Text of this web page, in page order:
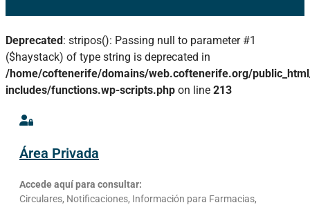
Deprecated: stripos(): Passing null to parameter #1
($haystack) of type string is deprecated in
/home/coftenerife/domains/web.coftenerife.org/
includes/functions.wp-scripts.php on line 213
Área Privada
Accede aquí para consultar:
Circulares, Notificaciones, Información para Farmacias,